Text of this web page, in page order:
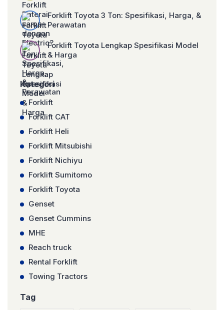
Forklift Toyota 3 Ton: Spesifikasi, Harga, &
Perawatan
Forklift Toyota Lengkap Spesifikasi Model
& Harga
Kategori
Forklift
Forklift CAT
Forklift Heli
Forklift Mitsubishi
Forklift Nichiyu
Forklift Sumitomo
Forklift Toyota
Genset
Genset Cummins
MHE
Reach truck
Rental Forklift
Towing Tractors
Tag